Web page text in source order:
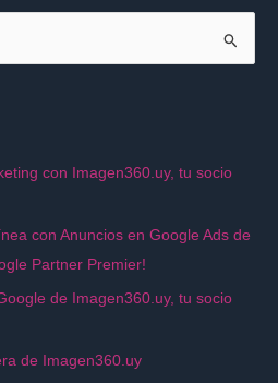
con Imagen360.uy, tu socio
con Anuncios en Google Ads de
Partner Premier!
de Imagen360.uy, tu socio
de Imagen360.uy